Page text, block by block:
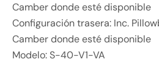
Camber donde esté disponible
Configuración trasera: Inc.
Camber donde esté disponible
Modelo: S-40-V1-VA